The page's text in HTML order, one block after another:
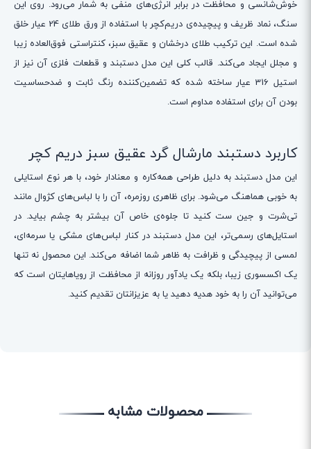
خوش‌شانسی و محافظت در برابر انرژی‌های منفی به شمار می‌رود. روی این
سنگ، نماد ظریف و پیچیده‌ی دریم‌کچر با استفاده از ورق طلای 24 عیار خلق
شده است. این ترکیب طلای درخشان و عقیق سبز، کنتراستی فوق‌العاده زیبا
و مجلل ایجاد می‌کند. قالب کلی این مدل دستبند و قطعات فلزی آن نیز از
استیل 316 عیار ساخته شده که تضمین‌کننده رنگ ثابت و ضدحساسیت
بودن آن برای استفاده مداوم است.
کاربرد دستبند مارشال گرد عقیق سبز دریم کچر
این مدل دستبند به دلیل طراحی همه‌کاره و معنادار خود، با هر نوع استایلی
به خوبی هماهنگ می‌شود. برای ظاهری روزمره، آن را با لباس‌های کژوال مانند
تی‌شرت و جین ست کنید تا جلوه‌ی خاص آن بیشتر به چشم بیاید. در
استایل‌های رسمی‌تر، این مدل دستبند در کنار لباس‌های مشکی یا سرمه‌ای،
لمسی از پیچیدگی و ظرافت به ظاهر شما اضافه می‌کند. این محصول نه تنها
یک اکسسوری زیبا، بلکه یک یادآور روزانه از محافظت از رویاهایتان است که
می‌توانید آن را به خود هدیه دهید یا به عزیزانتان تقدیم کنید.
محصولات مشابه